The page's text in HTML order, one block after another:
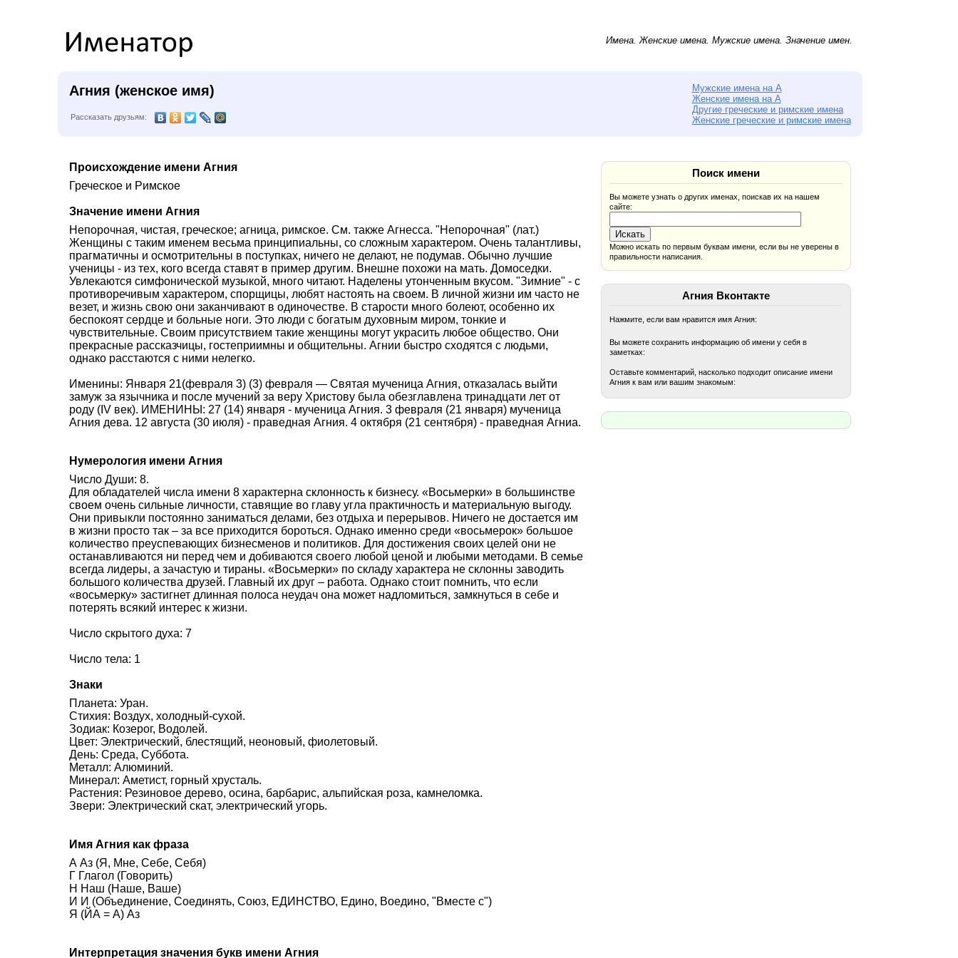
Имена.Женские имена.Мужские имена. Значение имен.
Агния (женское имя)
Мужские имена на А
Женские имена на А
Другие греческие и римские имена
Женские греческие и римские имена
Рассказать друзьям:
Происхождение имени Агния
Греческое и Римское
Значение имени Агния
Непорочная, чистая, греческое; агница, римское. См. также Агнесса. "Непорочная" (лат.)
Женщины с таким именем весьма принципиальны, со сложным характером. Очень талантливы,
прагматичны и осмотрительны в поступках, ничего не делают, не подумав. Обычно лучшие
ученицы - из тех, кого всегда ставят в пример другим. Внешне похожи на мать. Домоседки.
Увлекаются симфонической музыкой, много читают. Наделены утонченным вкусом. "Зимние" - с
противоречивым характером, спорщицы, любят настоять на своем. В личной жизни им часто не
везет, и жизнь свою они заканчивают в одиночестве. В старости много болеют, особенно их
беспокоят сердце и больные ноги. Это люди с богатым духовным миром, тонкие и
чувствительные. Своим присутствием такие женщины могут украсить любое общество. Они
прекрасные рассказчицы, гостеприимны и общительны. Агнии быстро сходятся с людьми,
однако расстаются с ними нелегко.
Именины: Января 21(февраля 3) (3) февраля — Святая мученица Агния, отказалась выйти
замуж за язычника и после мучений за веру Христову была обезглавлена тринадцати лет от
роду (IV век). ИМЕНИНЫ: 27 (14) января - мученица Агния. 3 февраля (21 января) мученица
Агния дева. 12 августа (30 июля) - праведная Агния. 4 октября (21 сентября) - праведная Агниа.
Нумерология имени Агния
Число Души: 8.
Для обладателей числа имени 8 характерна склонность к бизнесу. «Восьмерки» в большинстве
своем очень сильные личности, ставящие во главу угла практичность и материальную выгоду.
Они привыкли постоянно заниматься делами, без отдыха и перерывов. Ничего не достается им
в жизни просто так – за все приходится бороться. Однако именно среди «восьмерок» большое
количество преуспевающих бизнесменов и политиков. Для достижения своих целей они не
останавливаются ни перед чем и добиваются своего любой ценой и любыми методами. В семье
всегда лидеры, а зачастую и тираны. «Восьмерки» по складу характера не склонны заводить
большого количества друзей. Главный их друг – работа. Однако стоит помнить, что если
«восьмерку» застигнет длинная полоса неудач она может надломиться, замкнуться в себе и
потерять всякий интерес к жизни.
Число скрытого духа: 7
Число тела: 1
Знаки
Планета: Уран.
Стихия: Воздух, холодный-сухой.
Зодиак: Козерог, Водолей.
Цвет: Электрический, блестящий, неоновый, фиолетовый.
День: Среда, Суббота.
Металл: Алюминий.
Минерал: Аметист, горный хрусталь.
Растения: Резиновое дерево, осина, барбарис, альпийская роза, камнеломка.
Звери: Электрический скат, электрический угорь.
Имя Агния как фраза
А Аз (Я, Мне, Себе, Себя)
Г Глагол (Говорить)
Н Наш (Наше, Ваше)
И И (Объединение, Соединять, Союз, ЕДИНСТВО, Едино, Воедино, "Вместе с")
Я (ЙА = А) Аз
Интерпретация значения букв имени Агния
Поиск имени
Вы можете узнать о других именах, поискав их на нашем
сайте:
Можно искать по первым буквам имени, если вы не уверены в
правильности написания.
Агния Вконтакте
Нажмите, если вам нравится имя Агния:
Вы можете сохранить информацию об имени у себя в
заметках:
Оставьте комментарий, насколько подходит описание имени
Агния к вам или вашим знакомым: